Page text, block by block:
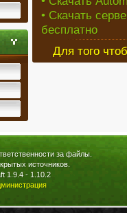
• Скачать
бесплатно
Для того
за файлы.
источников.
1.9.4 - 1.10.2